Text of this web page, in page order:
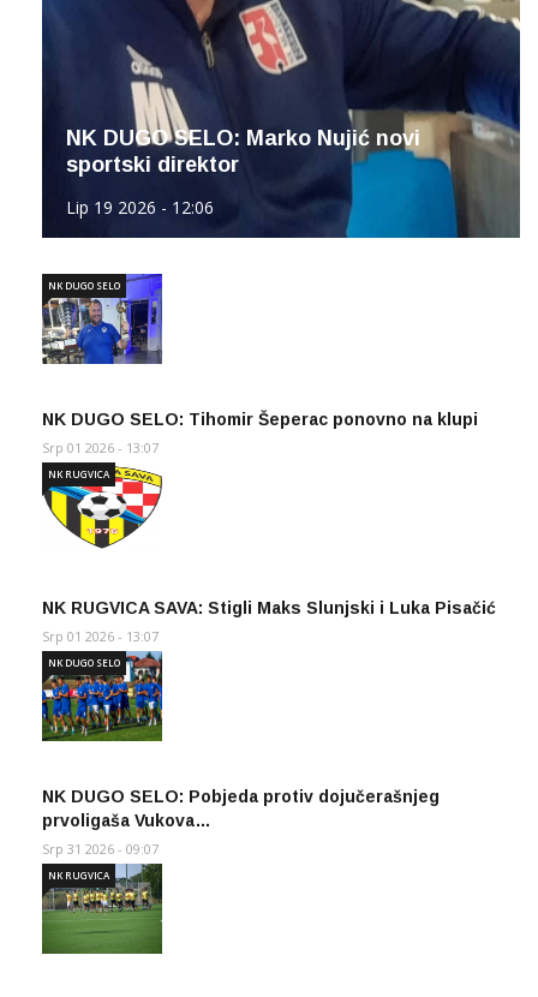
NK DUGO SELO: Marko Nujić novi
sportski direktor
Lip 19 2026 - 12:06
NK DUGO SELO: Tihomir Šeperac ponovno na klupi
NK DUGO SELO
Srp 01 2026 - 13:07
NK RUGVICA SAVA: Stigli Maks Slunjski i Luka Pisačić
NK RUGVICA
Srp 01 2026 - 13:07
NK DUGO SELO: Pobjeda protiv dojučerašnjeg
prvoligaša Vukova…
NK DUGO SELO
Srp 31 2026 - 09:07
NK RUGVICA